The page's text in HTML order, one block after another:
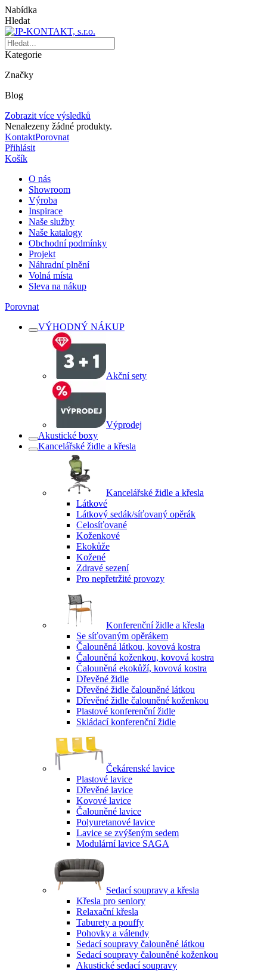
Nabídka
Hledat
Kategorie
Značky
Blog
Zobrazit více výsledků
Nenalezeny žádné produkty.
KontaktPorovnat
Přihlásit
Košík
O nás
Showroom
Výroba
Inspirace
Naše služby
Naše katalogy
Obchodní podmínky
Projekt
Náhradní plnění
Volná místa
Sleva na nákup
Porovnat
VÝHODNÝ NÁKUP
Akční sety
Výprodej
Akustické boxy
Kancelářské židle a křesla
Kancelářské židle a křesla
Látkové
Látkový sedák/síťovaný opěrák
Celosíťované
Koženkové
Ekokůže
Kožené
Zdravé sezení
Pro nepřetržité provozy
Konferenční židle a křesla
Se síťovaným opěrákem
Čalouněná látkou, kovová kostra
Čalouněná koženkou, kovová kostra
Čalouněná ekokůží, kovová kostra
Dřevěné židle
Dřevěné židle čalouněné látkou
Dřevěné židle čalouněné koženkou
Plastové konferenční židle
Skládací konferenční židle
Čekárenské lavice
Plastové lavice
Dřevěné lavice
Kovové lavice
Čalouněné lavice
Polyuretanové lavice
Lavice se zvýšeným sedem
Modulární lavice SAGA
Sedací soupravy a křesla
Křesla pro seniory
Relaxační křesla
Taburety a pouffy
Pohovky a válendy
Sedací soupravy čalouněné látkou
Sedací soupravy čalouněné koženkou
Akustické sedací soupravy